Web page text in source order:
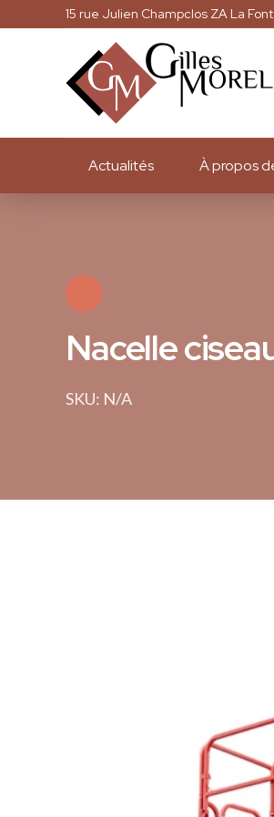
15 rue Julien Champclos ZA La
Actualités À propos
Nacelle
SKU: N/A